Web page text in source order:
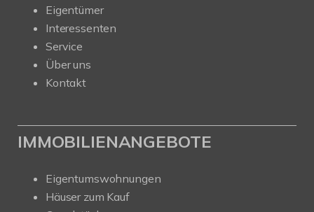
Eigentümer
Interessenten
Service
Über uns
Kontakt
IMMOBILIENANGEBOTE
Eigentumswohnungen
Häuser zum Kauf